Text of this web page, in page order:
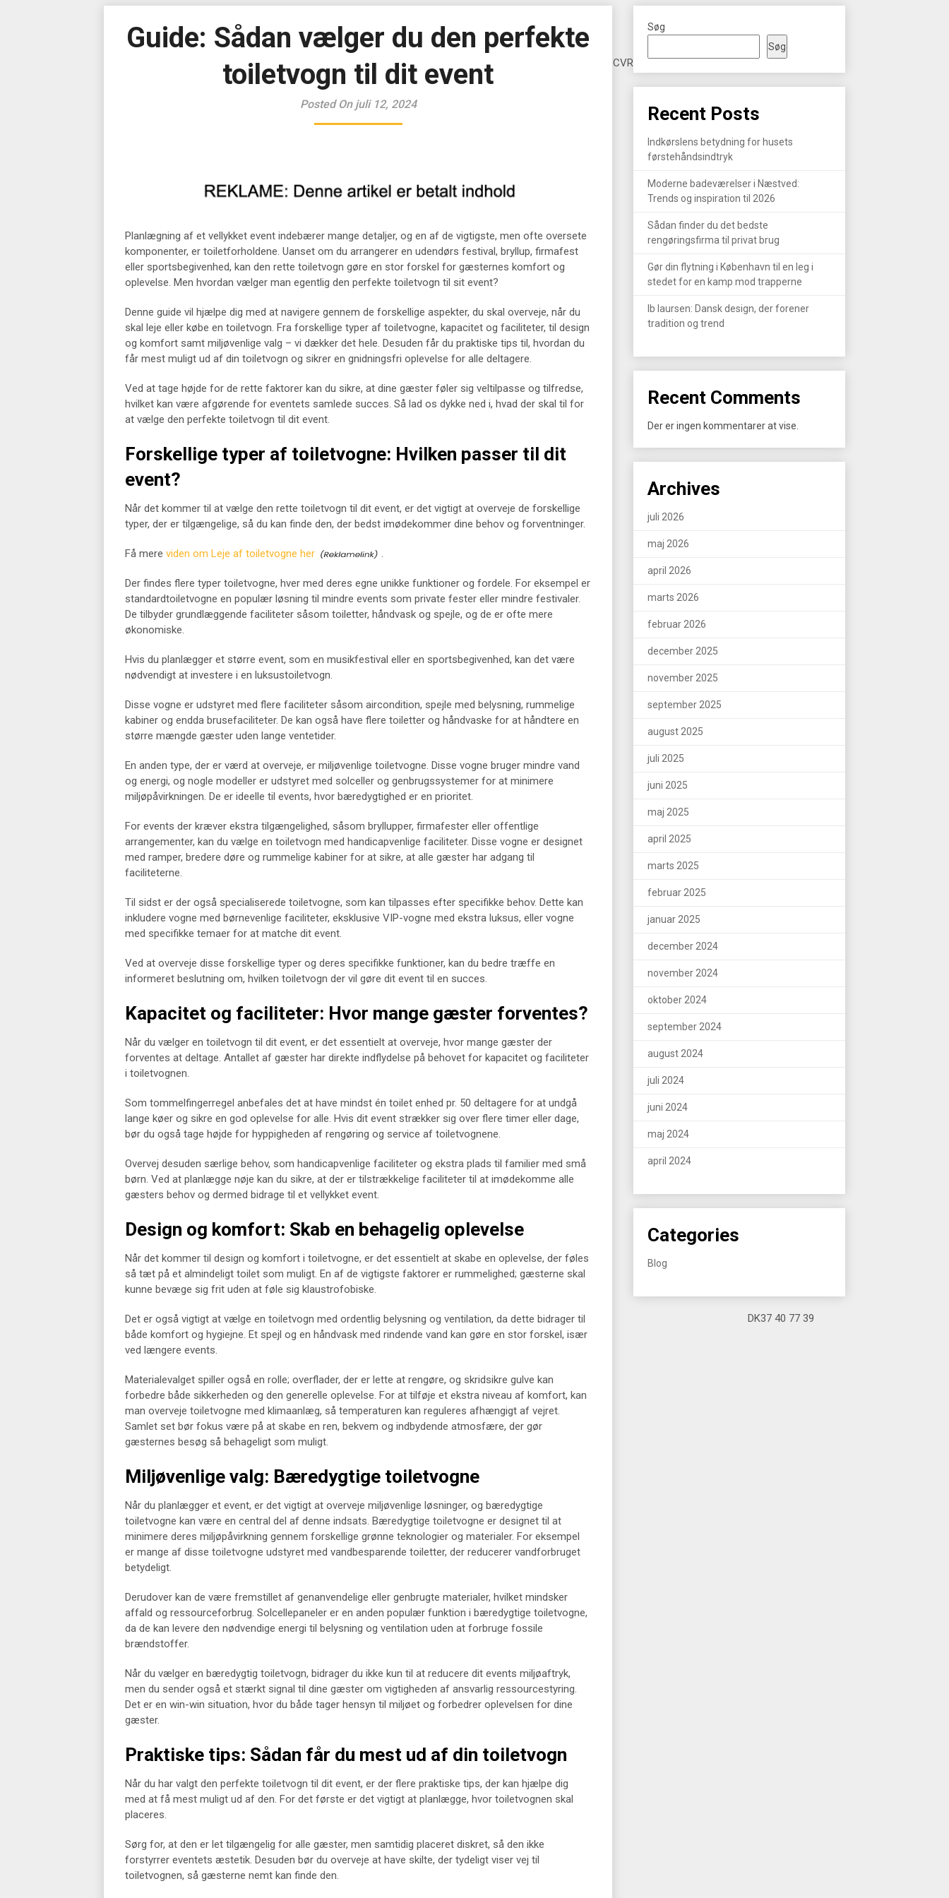
Guide: Sådan vælger du den perfekte
toiletvogn til dit event
Posted On juli 12, 2024
Planlægning af et vellykket event indebærer mange detaljer, og en af de vigtigste, men ofte oversete
komponenter, er toiletforholdene. Uanset om du arrangerer en udendørs festival, bryllup, firmafest
eller sportsbegivenhed, kan den rette toiletvogn gøre en stor forskel for gæsternes komfort og
oplevelse. Men hvordan vælger man egentlig den perfekte toiletvogn til sit event?
Denne guide vil hjælpe dig med at navigere gennem de forskellige aspekter, du skal overveje, når du
skal leje eller købe en toiletvogn. Fra forskellige typer af toiletvogne, kapacitet og faciliteter, til design
og komfort samt miljøvenlige valg – vi dækker det hele. Desuden får du praktiske tips til, hvordan du
får mest muligt ud af din toiletvogn og sikrer en gnidningsfri oplevelse for alle deltagere.
Ved at tage højde for de rette faktorer kan du sikre, at dine gæster føler sig veltilpasse og tilfredse,
hvilket kan være afgørende for eventets samlede succes. Så lad os dykke ned i, hvad der skal til for
at vælge den perfekte toiletvogn til dit event.
Forskellige typer af toiletvogne: Hvilken passer til dit
event?
Når det kommer til at vælge den rette toiletvogn til dit event, er det vigtigt at overveje de forskellige
typer, der er tilgængelige, så du kan finde den, der bedst imødekommer dine behov og forventninger.
Få mere viden om Leje af toiletvogne her .
Der findes flere typer toiletvogne, hver med deres egne unikke funktioner og fordele. For eksempel er
standardtoiletvogne en populær løsning til mindre events som private fester eller mindre festivaler.
De tilbyder grundlæggende faciliteter såsom toiletter, håndvask og spejle, og de er ofte mere
økonomiske.
Hvis du planlægger et større event, som en musikfestival eller en sportsbegivenhed, kan det være
nødvendigt at investere i en luksustoiletvogn.
Disse vogne er udstyret med flere faciliteter såsom aircondition, spejle med belysning, rummelige
kabiner og endda brusefaciliteter. De kan også have flere toiletter og håndvaske for at håndtere en
større mængde gæster uden lange ventetider.
En anden type, der er værd at overveje, er miljøvenlige toiletvogne. Disse vogne bruger mindre vand
og energi, og nogle modeller er udstyret med solceller og genbrugssystemer for at minimere
miljøpåvirkningen. De er ideelle til events, hvor bæredygtighed er en prioritet.
For events der kræver ekstra tilgængelighed, såsom bryllupper, firmafester eller offentlige
arrangementer, kan du vælge en toiletvogn med handicapvenlige faciliteter. Disse vogne er designet
med ramper, bredere døre og rummelige kabiner for at sikre, at alle gæster har adgang til
faciliteterne.
Til sidst er der også specialiserede toiletvogne, som kan tilpasses efter specifikke behov. Dette kan
inkludere vogne med børnevenlige faciliteter, eksklusive VIP-vogne med ekstra luksus, eller vogne
med specifikke temaer for at matche dit event.
Ved at overveje disse forskellige typer og deres specifikke funktioner, kan du bedre træffe en
informeret beslutning om, hvilken toiletvogn der vil gøre dit event til en succes.
Kapacitet og faciliteter: Hvor mange gæster forventes?
Når du vælger en toiletvogn til dit event, er det essentielt at overveje, hvor mange gæster der
forventes at deltage. Antallet af gæster har direkte indflydelse på behovet for kapacitet og faciliteter
i toiletvognen.
Som tommelfingerregel anbefales det at have mindst én toilet enhed pr. 50 deltagere for at undgå
lange køer og sikre en god oplevelse for alle. Hvis dit event strækker sig over flere timer eller dage,
bør du også tage højde for hyppigheden af rengøring og service af toiletvognene.
Overvej desuden særlige behov, som handicapvenlige faciliteter og ekstra plads til familier med små
børn. Ved at planlægge nøje kan du sikre, at der er tilstrækkelige faciliteter til at imødekomme alle
gæsters behov og dermed bidrage til et vellykket event.
Design og komfort: Skab en behagelig oplevelse
Når det kommer til design og komfort i toiletvogne, er det essentielt at skabe en oplevelse, der føles
så tæt på et almindeligt toilet som muligt. En af de vigtigste faktorer er rummelighed; gæsterne skal
kunne bevæge sig frit uden at føle sig klaustrofobiske.
Det er også vigtigt at vælge en toiletvogn med ordentlig belysning og ventilation, da dette bidrager til
både komfort og hygiejne. Et spejl og en håndvask med rindende vand kan gøre en stor forskel, især
ved længere events.
Materialevalget spiller også en rolle; overflader, der er lette at rengøre, og skridsikre gulve kan
forbedre både sikkerheden og den generelle oplevelse. For at tilføje et ekstra niveau af komfort, kan
man overveje toiletvogne med klimaanlæg, så temperaturen kan reguleres afhængigt af vejret.
Samlet set bør fokus være på at skabe en ren, bekvem og indbydende atmosfære, der gør
gæsternes besøg så behageligt som muligt.
Miljøvenlige valg: Bæredygtige toiletvogne
Når du planlægger et event, er det vigtigt at overveje miljøvenlige løsninger, og bæredygtige
toiletvogne kan være en central del af denne indsats. Bæredygtige toiletvogne er designet til at
minimere deres miljøpåvirkning gennem forskellige grønne teknologier og materialer. For eksempel
er mange af disse toiletvogne udstyret med vandbesparende toiletter, der reducerer vandforbruget
betydeligt.
Derudover kan de være fremstillet af genanvendelige eller genbrugte materialer, hvilket mindsker
affald og ressourceforbrug. Solcellepaneler er en anden populær funktion i bæredygtige toiletvogne,
da de kan levere den nødvendige energi til belysning og ventilation uden at forbruge fossile
brændstoffer.
Når du vælger en bæredygtig toiletvogn, bidrager du ikke kun til at reducere dit events miljøaftryk,
men du sender også et stærkt signal til dine gæster om vigtigheden af ansvarlig ressourcestyring.
Det er en win-win situation, hvor du både tager hensyn til miljøet og forbedrer oplevelsen for dine
gæster.
Praktiske tips: Sådan får du mest ud af din toiletvogn
Når du har valgt den perfekte toiletvogn til dit event, er der flere praktiske tips, der kan hjælpe dig
med at få mest muligt ud af den. For det første er det vigtigt at planlægge, hvor toiletvognen skal
placeres.
Sørg for, at den er let tilgængelig for alle gæster, men samtidig placeret diskret, så den ikke
forstyrrer eventets æstetik. Desuden bør du overveje at have skilte, der tydeligt viser vej til
toiletvognen, så gæsterne nemt kan finde den.
Søg
Søg
Recent Posts
Indkørslens betydning for husets
førstehåndsindtryk
Moderne badeværelser i Næstved:
Trends og inspiration til 2026
Sådan finder du det bedste
rengøringsfirma til privat brug
Gør din flytning i København til en leg i
stedet for en kamp mod trapperne
Ib laursen: Dansk design, der forener
tradition og trend
Recent Comments
Der er ingen kommentarer at vise.
Archives
juli 2026
maj 2026
april 2026
marts 2026
februar 2026
december 2025
november 2025
september 2025
august 2025
juli 2025
juni 2025
maj 2025
april 2025
marts 2025
februar 2025
januar 2025
december 2024
november 2024
oktober 2024
september 2024
august 2024
juli 2024
juni 2024
maj 2024
april 2024
Categories
Blog
CVR
DK37 40 77 39